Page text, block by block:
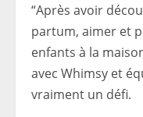
“Après avoir
partum, aimer et
enfants à la
avec Whimsy et
vraiment un défi.